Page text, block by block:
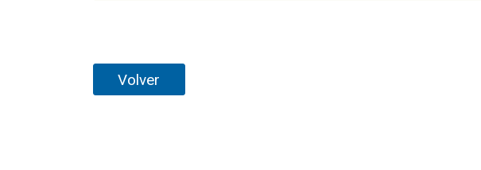
Volver